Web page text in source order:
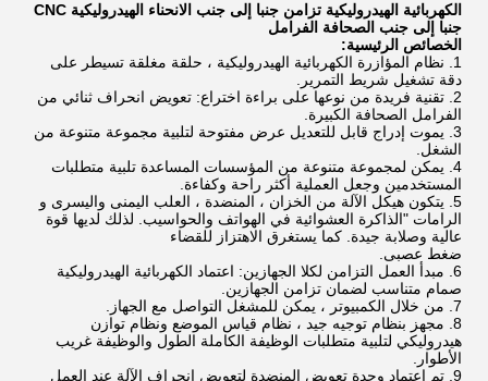
الكهربائية الهيدروليكية تزامن جنبا إلى جنب الانحناء الهيدروليكية CNC
جنبا إلى جنب الصحافة الفرامل
الخصائص الرئيسية:
1. نظام المؤازرة الكهربائية الهيدروليكية ، حلقة مغلقة تسيطر على
دقة تشغيل شريط التمرير.
2. تقنية فريدة من نوعها على براءة اختراع: تعويض انحراف ثنائي من
الفرامل الصحافة الكبيرة.
3. يموت إدراج قابل للتعديل عرض مفتوحة لتلبية مجموعة متنوعة من
الشغل.
4. يمكن لمجموعة متنوعة من المؤسسات المساعدة تلبية متطلبات
المستخدمين وجعل العملية أكثر راحة وكفاءة.
5. يتكون هيكل الآلة من الخزان ، المنضدة ، العلب اليمنى واليسرى و
الرامات "الذاكرة العشوائية في الهواتف والحواسيب. لذلك لديها قوة
عالية وصلابة جيدة. كما يستغرق الاهتزاز للقضاء
ضغط عصبى.
6. مبدأ العمل التزامن لكلا الجهازين: اعتماد الكهربائية الهيدروليكية
صمام متناسب لضمان تزامن الجهازين.
7. من خلال الكمبيوتر ، يمكن للمشغل التواصل مع الجهاز.
8. مجهز بنظام توجيه جيد ، نظام قياس الموضع ونظام توازن
هيدروليكي لتلبية متطلبات الوظيفة الكاملة الطول والوظيفة غريب
الأطوار.
9. تم اعتماد وحدة تعويض المنضدة لتعويض انحراف الآلة عند العمل